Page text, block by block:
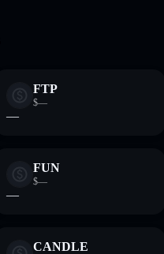
FTP
$—
—
FUN
$—
—
CANDLE